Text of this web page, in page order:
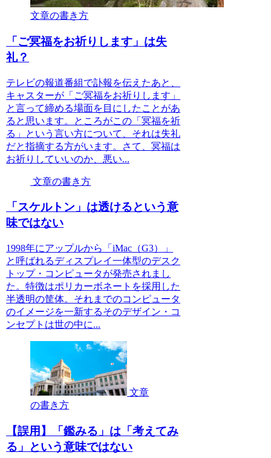
文章の書き方
「ご冥福をお祈りします」は失
礼？
テレビの報道番組で訃報を伝えたあと、
キャスターが「ご冥福をお祈りします」
と言って締める場面を目にしたことがあ
ると思います。ところがこの「冥福を祈
る」という言い方について、それは失礼
だと指摘する方がいます。さて、冥福は
お祈りしていいのか、悪い...
文章の書き方
「スケルトン」は透けるという意
味ではない
1998年にアップルから「iMac（G3）」
と呼ばれるディスプレイ一体型のデスク
トップ・コンピュータが発売されまし
た。特徴はポリカーボネートを採用した
半透明の筐体。それまでのコンピュータ
のイメージを一新するそのデザイン・コ
ンセプトは世の中に...
文章
の書き方
【誤用】「鑑みる」は「考えてみ
る」という意味ではない